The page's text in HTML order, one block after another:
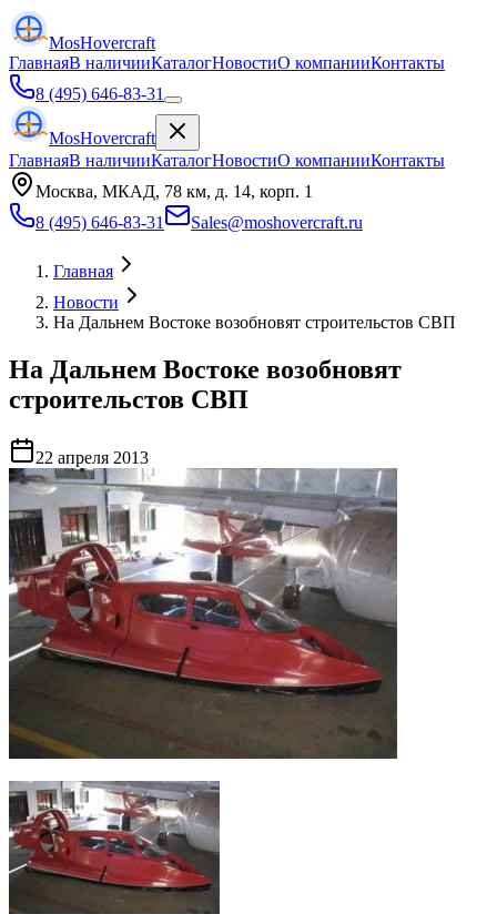
MosHovercraft
ГлавнаяВ наличииКаталогНовостиО компанииКонтакты
8 (495) 646-83-31
MosHovercraft
ГлавнаяВ наличииКаталогНовостиО компанииКонтакты
Москва, МКАД, 78 км, д. 14, корп. 1
8 (495) 646-83-31
Sales@moshovercraft.ru
Главная
Новости
На Дальнем Востоке возобновят строительстов СВП
На Дальнем Востоке возобновят
строительстов СВП
22 апреля 2013